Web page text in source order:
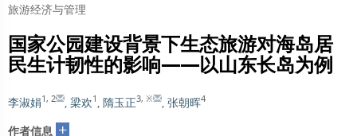
旅游经济与管理
国家公园建设背景下生态旅游对海岛居
民生计韧性的影响——以山东长岛为例
李淑娟1, 2 梁欢1 隋玉正3, ※ 张朝晖4
作者信息 +